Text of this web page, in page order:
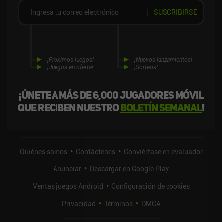
¡Únete a más de 6,000 jugadores móvil
que reciben nuestroboletín semanal!
¡Próximos juegos!
¡Juegos en oferta!
¡Nuevos lanzamientos!
¡Sorteos!
SUSCRIBIRSE
Quiénes somos Contáctenos
Conviértase en evaluador
Anunciar
Descargar en Google Play
Ventas juegos Android
Configuración de cookies
Privacidad
Términos DMCA